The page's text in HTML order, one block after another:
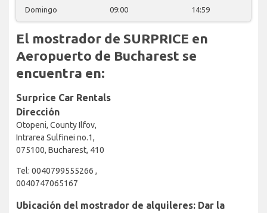
Domingo 09:00 14:59
El mostrador de SURPRICE en
Aeropuerto de Bucharest se
encuentra en:
Surprice Car Rentals
Dirección
Otopeni, County Ilfov,
Intrarea Sulfinei no.1,
075100, Bucharest, 410
Tel: 0040799555266 ,
0040747065167
Ubicación del mostrador de alquileres: Dar la